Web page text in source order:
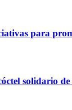
para
solidario